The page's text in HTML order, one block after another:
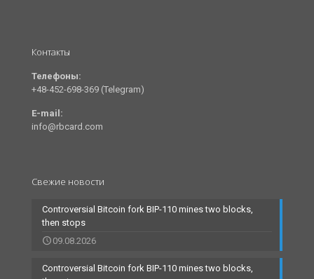
Контакты
Телефоны:
+48-452-698-369 (Telegram)
E-mail:
info@rbcard.com
Свежие новости
Controversial Bitcoin fork BIP-110 mines two blocks,
then stops
09.08.2026
Controversial Bitcoin fork BIP-110 mines two blocks,